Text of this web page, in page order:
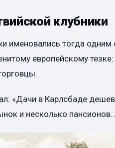
клубники
именовались тогда
европейскому
«Дачи в Карлсбаде
и несколько